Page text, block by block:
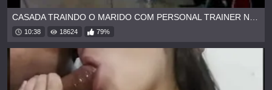
10:38 18624 79%